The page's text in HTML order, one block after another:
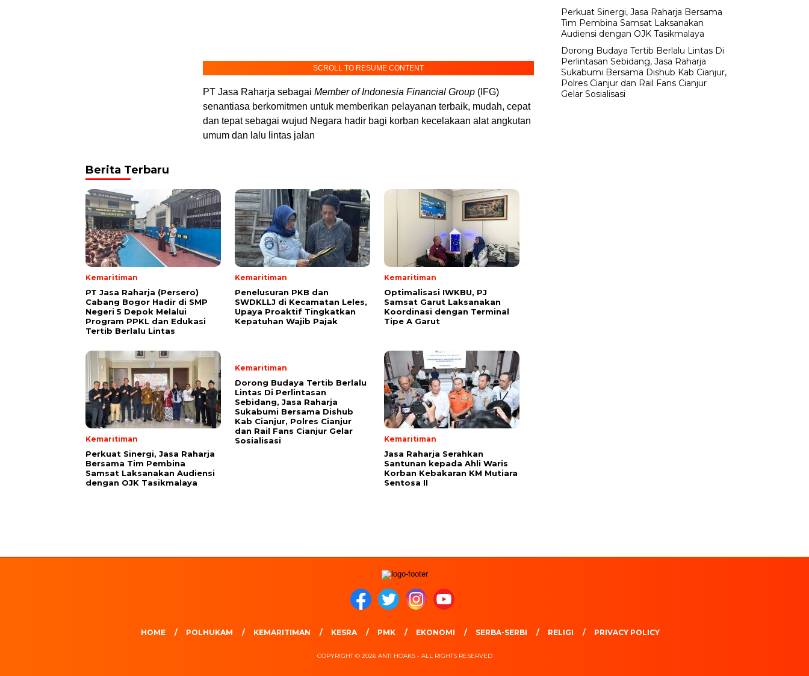
SCROLL TO RESUME CONTENT
PT Jasa Raharja sebagai Member of Indonesia Financial Group (IFG)
senantiasa berkomitmen untuk memberikan pelayanan terbaik, mudah, cepat
dan tepat sebagai wujud Negara hadir bagi korban kecelakaan alat angkutan
umum dan lalu lintas jalan
Berita Terbaru
Kemaritiman
PT Jasa Raharja (Persero)
Cabang Bogor Hadir di SMP
Negeri 5 Depok Melalui
Program PPKL dan Edukasi
Tertib Berlalu Lintas
Kemaritiman
Penelusuran PKB dan
SWDKLLJ di Kecamatan Leles,
Upaya Proaktif Tingkatkan
Kepatuhan Wajib Pajak
Kemaritiman
Optimalisasi IWKBU, PJ
Samsat Garut Laksanakan
Koordinasi dengan Terminal
Tipe A Garut
Kemaritiman
Perkuat Sinergi, Jasa Raharja
Bersama Tim Pembina
Samsat Laksanakan Audiensi
dengan OJK Tasikmalaya
Kemaritiman
Dorong Budaya Tertib Berlalu
Lintas Di Perlintasan
Sebidang, Jasa Raharja
Sukabumi Bersama Dishub
Kab Cianjur, Polres Cianjur
dan Rail Fans Cianjur Gelar
Sosialisasi
Kemaritiman
Jasa Raharja Serahkan
Santunan kepada Ahli Waris
Korban Kebakaran KM Mutiara
Sentosa II
Perkuat Sinergi, Jasa Raharja Bersama
Tim Pembina Samsat Laksanakan
Audiensi dengan OJK Tasikmalaya
Dorong Budaya Tertib Berlalu Lintas Di
Perlintasan Sebidang, Jasa Raharja
Sukabumi Bersama Dishub Kab Cianjur,
Polres Cianjur dan Rail Fans Cianjur
Gelar Sosialisasi
HOME POLHUKAM KEMARITIMAN KESRA PMK EKONOMI SERBA-SERBI RELIGI PRIVACY POLICY
COPYRIGHT © 2026 ANTI HOAKS - ALL RIGHTS RESERVED